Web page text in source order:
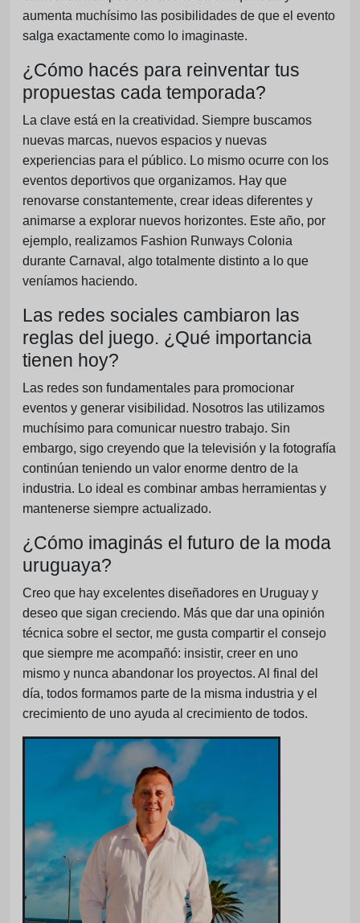
aumenta muchísimo las posibilidades de que el evento
salga exactamente como lo imaginaste.
¿Cómo hacés para reinventar tus
propuestas cada temporada?
La clave está en la creatividad. Siempre buscamos
nuevas marcas, nuevos espacios y nuevas
experiencias para el público. Lo mismo ocurre con los
eventos deportivos que organizamos. Hay que
renovarse constantemente, crear ideas diferentes y
animarse a explorar nuevos horizontes. Este año, por
ejemplo, realizamos Fashion Runways Colonia
durante Carnaval, algo totalmente distinto a lo que
veníamos haciendo.
Las redes sociales cambiaron las
reglas del juego. ¿Qué importancia
tienen hoy?
Las redes son fundamentales para promocionar
eventos y generar visibilidad. Nosotros las utilizamos
muchísimo para comunicar nuestro trabajo. Sin
embargo, sigo creyendo que la televisión y la fotografía
continúan teniendo un valor enorme dentro de la
industria. Lo ideal es combinar ambas herramientas y
mantenerse siempre actualizado.
¿Cómo imaginás el futuro de la moda
uruguaya?
Creo que hay excelentes diseñadores en Uruguay y
deseo que sigan creciendo. Más que dar una opinión
técnica sobre el sector, me gusta compartir el consejo
que siempre me acompañó: insistir, creer en uno
mismo y nunca abandonar los proyectos. Al final del
día, todos formamos parte de la misma industria y el
crecimiento de uno ayuda al crecimiento de todos.